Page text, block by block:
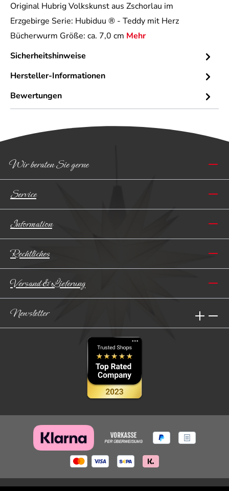
Original Hubrig Volkskunst aus Zschorlau im
Erzgebirge Serie: Hubiduu ® - Teddy mit Herz
Bücherwurm Größe: ca. 7,0 cm Mehr
Sicherheitshinweise
Hersteller-Informationen
Bewertungen
Wir beraten Sie gerne
Service
Information
Rechtliches
Versand & Lieferung
Newsletter